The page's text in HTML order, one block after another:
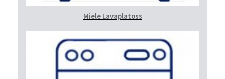
Miele Lavaplatoss